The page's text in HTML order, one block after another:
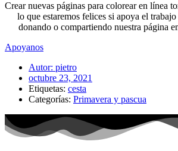
Crear nuevas páginas para colorear en línea
lo que estaremos felices si apoya el
donando o compartiendo nuestra página
Apoyanos
Autor: pietro
octubre 23, 2021
Etiquetas: cesta
Categorías: Primavera y pascua